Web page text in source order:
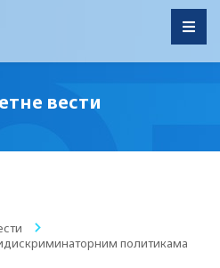
вести
/
политикама